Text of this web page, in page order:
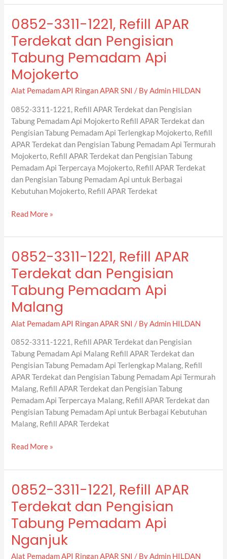
0852-3311-1221, Refill APAR
Terdekat dan Pengisian
Tabung Pemadam Api
Mojokerto
Alat Pemadam API Ringan APAR SNI / ByAdmin HILDAN
0852-3311-1221, Refill APAR Terdekat dan Pengisian
Tabung Pemadam Api Mojokerto Refill APAR Terdekat dan
Pengisian Tabung Pemadam Api Terlengkap Mojokerto, Refill
APAR Terdekat dan Pengisian Tabung Pemadam Api Termurah
Mojokerto, Refill APAR Terdekat dan Pengisian Tabung
Pemadam Api Terpercaya Mojokerto, Refill APAR Terdekat
dan Pengisian Tabung Pemadam Api untuk Berbagai
Kebutuhan Mojokerto, Refill APAR Terdekat
0852-
1221,
Refill
APAR
Terdekat
dan
Tabung
Pemadam
Api
Mojokerto
Read More »
0852-3311-1221, Refill APAR
Terdekat dan Pengisian
Tabung Pemadam Api
Malang
Alat Pemadam API Ringan APAR SNI / ByAdmin HILDAN
0852-3311-1221, Refill APAR Terdekat dan Pengisian
Tabung Pemadam Api Malang Refill APAR Terdekat dan
Pengisian Tabung Pemadam Api Terlengkap Malang, Refill
APAR Terdekat dan Pengisian Tabung Pemadam Api Termurah
Malang, Refill APAR Terdekat dan Pengisian Tabung
Pemadam Api Terpercaya Malang, Refill APAR Terdekat dan
Pengisian Tabung Pemadam Api untuk Berbagai Kebutuhan
Malang, Refill APAR Terdekat
0852-
1221,
Refill
APAR
Terdekat
dan
Tabung
Pemadam
Api
Malang
Read More »
0852-3311-1221, Refill APAR
Terdekat dan Pengisian
Tabung Pemadam Api
Nganjuk
Alat Pemadam API Ringan APAR SNI / ByAdmin HILDAN
0852-
1221,
Refill
APAR
Terdekat
dan